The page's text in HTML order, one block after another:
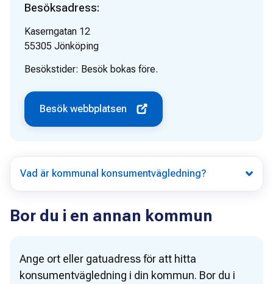
Besöksadress:
Kaserngatan 12
55305 Jönköping
Besökstider: Besök bokas före.
Besök webbplatsen
Vad är kommunal konsumentvägledning?
Bor du i en annan kommun
Ange ort eller gatuadress för att hitta
konsumentvägledning i din kommun. Bor du i